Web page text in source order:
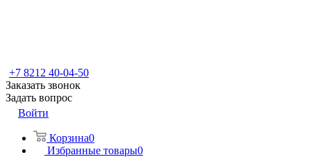
+7 8212 40-04-50
Заказать звонок
Задать вопрос
Войти
Корзина0
Избранные товары0